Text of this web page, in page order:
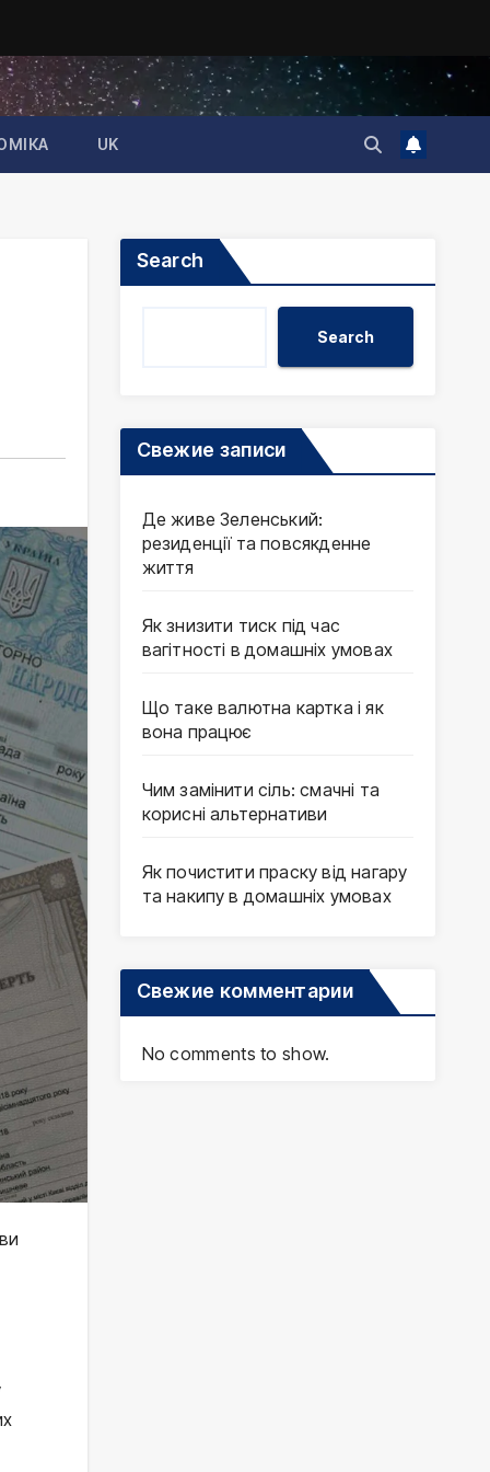
UK
Search
Search
Свежие записи
Де живе Зеленський:
резиденції та повсякденне
життя
Як знизити тиск під час
вагітності в домашніх умовах
Що таке валютна картка і як
вона працює
Чим замінити сіль: смачні та
корисні альтернативи
Як почистити праску від нагару
та накипу в домашніх умовах
Свежие комментарии
No comments to show.